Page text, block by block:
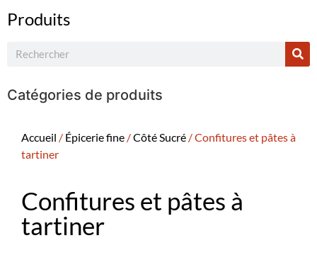
Produits
Catégories de produits
Accueil / Épicerie fine /Côté Sucré / Confitures et pâtes à
tartiner
Confitures et pâtes à
tartiner